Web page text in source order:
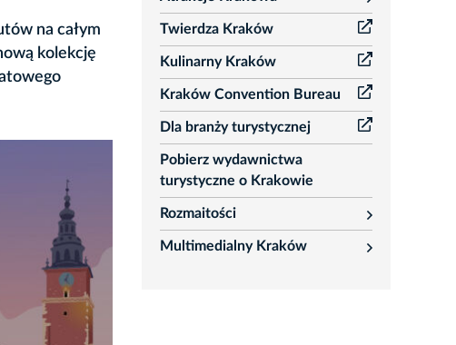
na całym
kolekcję
rozwiń
Twierdza Kraków
Kulinarny Kraków
Kraków Convention Bureau
Dla branży turystycznej
Pobierz wydawnictwa
turystyczne o Krakowie
Rozmaitości
rozwiń
Multimedialny Kraków
rozwiń